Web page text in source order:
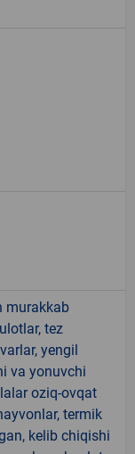
murakkab
tez
yengil
va yonuvchi
oziq-ovqat
termik
kelib chiqishi